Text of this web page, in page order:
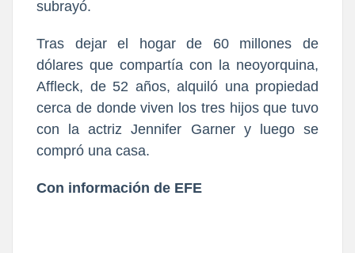
subrayó.
Tras dejar el hogar de 60 millones de
dólares que compartía con la neoyorquina,
Affleck, de 52 años, alquiló una propiedad
cerca de donde viven los tres hijos que tuvo
con la actriz Jennifer Garner y luego se
compró una casa.
Con información de EFE